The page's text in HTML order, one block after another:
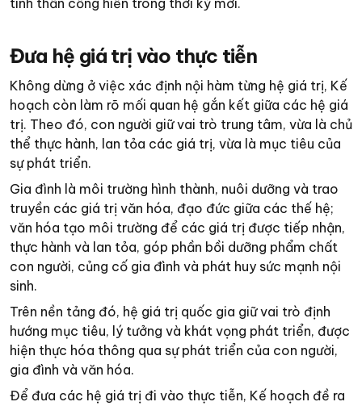
Đưa hệ giá trị vào thực tiễn
Không dừng ở việc xác định nội hàm từng hệ giá trị, Kế
hoạch còn làm rõ mối quan hệ gắn kết giữa các hệ giá
trị. Theo đó, con người giữ vai trò trung tâm, vừa là chủ
thể thực hành, lan tỏa các giá trị, vừa là mục tiêu của
sự phát triển.
Gia đình là môi trường hình thành, nuôi dưỡng và trao
truyền các giá trị văn hóa, đạo đức giữa các thế hệ;
văn hóa tạo môi trường để các giá trị được tiếp nhận,
thực hành và lan tỏa, góp phần bồi dưỡng phẩm chất
con người, củng cố gia đình và phát huy sức mạnh nội
sinh.
Trên nền tảng đó, hệ giá trị quốc gia giữ vai trò định
hướng mục tiêu, lý tưởng và khát vọng phát triển, được
hiện thực hóa thông qua sự phát triển của con người,
gia đình và văn hóa.
Để đưa các hệ giá trị đi vào thực tiễn, Kế hoạch đề ra